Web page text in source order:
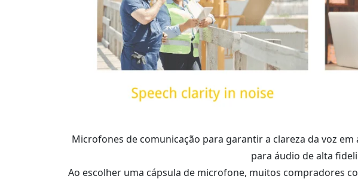
Microfones de comunicação para garantir a clareza da voz
para áudio de alta
Ao escolher uma cápsula de microfone, muitos compradores